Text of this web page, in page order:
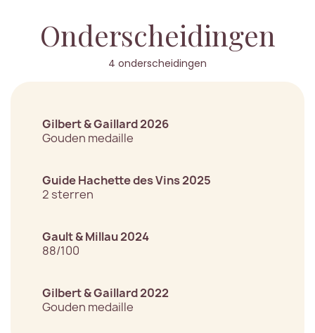
Onderscheidingen
4 onderscheidingen
Gilbert & Gaillard 2026
Gouden medaille
Guide Hachette des Vins 2025
2 sterren
Gault & Millau 2024
88/100
Gilbert & Gaillard 2022
Gouden medaille